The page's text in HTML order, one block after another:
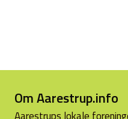
Om Aarestrup.info